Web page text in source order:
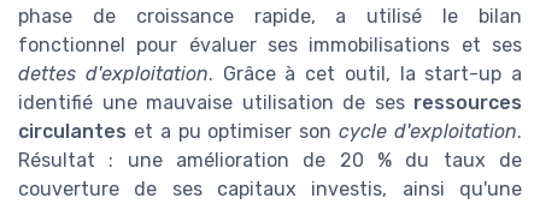
phase de croissance rapide, a utilisé le bilan
fonctionnel pour évaluer ses immobilisations et ses
dettes d'exploitation. Grâce à cet outil, la start-up a
identifié une mauvaise utilisation de ses ressources
circulantes et a pu optimiser soncycle d'exploitation.
Résultat : une amélioration de 20 % du taux de
couverture de ses capitaux investis, ainsi qu'une